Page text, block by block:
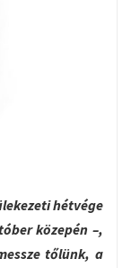
hétvége
közepén –,
tőlünk, a